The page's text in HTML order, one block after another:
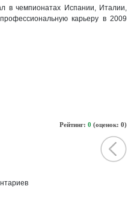
в чемпионатах Испании, Италии,
карьеру в 2009
Рейтинг: 0 (оценок: 0)